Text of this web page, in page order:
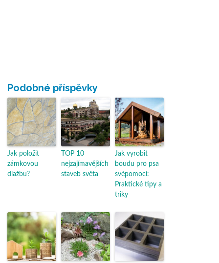
Podobné příspěvky
Jak položit
zámkovou
dlažbu?
TOP 10
nejzajímavějších
staveb světa
Jak vyrobit
boudu pro psa
svépomocí:
Praktické tipy a
triky